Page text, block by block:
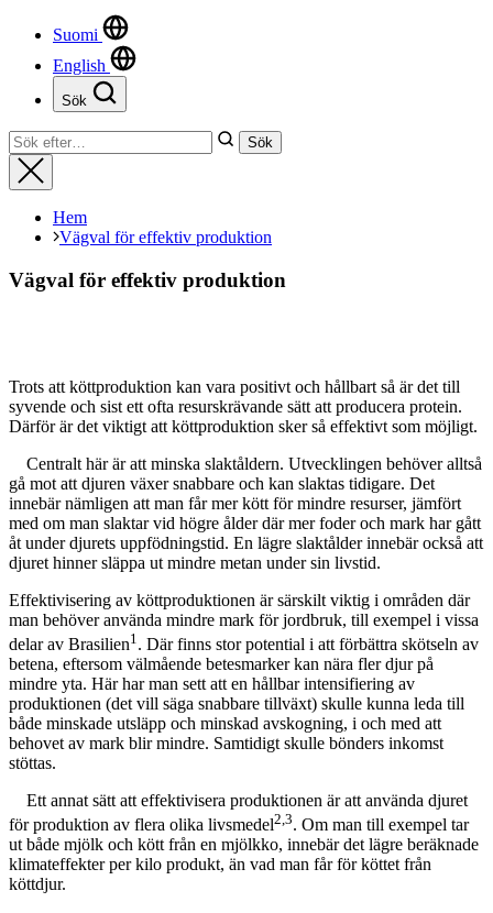
Suomi
English
Sök
Stäng
Sök
efter:
Sök
Stäng
Hem
Vägval för effektiv produktion
Vägval för effektiv produktion
Trots att köttproduktion kan vara positivt och hållbart så är det till
syvende och sist ett ofta resurskrävande sätt att producera protein.
Därför är det viktigt att köttproduktion sker så effektivt som möjligt.
Centralt här är att minska slaktåldern. Utvecklingen behöver alltså
gå mot att djuren växer snabbare och kan slaktas tidigare. Det
innebär nämligen att man får mer kött för mindre resurser, jämfört
med om man slaktar vid högre ålder där mer foder och mark har gått
åt under djurets uppfödningstid. En lägre slaktålder innebär också att
djuret hinner släppa ut mindre metan under sin livstid.
Effektivisering av köttproduktionen är särskilt viktig i områden där
man behöver använda mindre mark för jordbruk, till exempel i vissa
delar av Brasilien1 . Där finns stor potential i att förbättra skötseln av
betena, eftersom välmående betesmarker kan nära fler djur på
mindre yta. Här har man sett att en hållbar intensifiering av
produktionen (det vill säga snabbare tillväxt) skulle kunna leda till
både minskade utsläpp och minskad avskogning, i och med att
behovet av mark blir mindre. Samtidigt skulle bönders inkomst
stöttas.
Ett annat sätt att effektivisera produktionen är att använda djuret
för produktion av flera olika livsmedel2,3. Om man till exempel tar
ut både mjölk och kött från en mjölkko, innebär det lägre beräknade
klimateffekter per kilo produkt, än vad man får för köttet från
köttdjur.
uppbyggnad,
baserat på
hur hemsidan
används.
Upplevelse
För att vår
hemsida ska
prestera så
bra som
möjligt
besök. Om
att försvinna
från
hemsidan.
Marknadsföring
Genom att dela
med dig av dina
intressen och ditt
surfar ökar du
chansen att få se
personligt
anpassat innehåll
och erbjudanden.